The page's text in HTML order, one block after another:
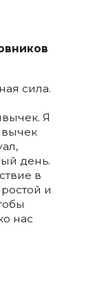
сила.
Я
день.
в
и
нас